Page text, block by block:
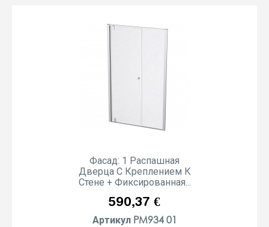
Фасад: 1 Распашная
Дверца С Креплением К
Стене + Фиксированная...
Цена
590,37 €
Артикул PM934 01